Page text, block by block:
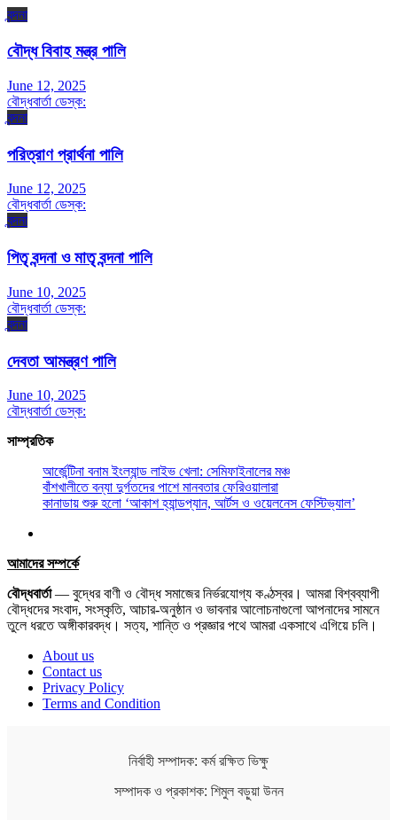
বন্দনা
বৌদ্ধ বিবাহ মন্ত্র পালি
June 12, 2025
বৌদ্ধবার্তা ডেস্ক:
বন্দনা
পরিত্রাণ প্রার্থনা পালি
June 12, 2025
বৌদ্ধবার্তা ডেস্ক:
বন্দনা
পিতৃ বন্দনা ও মাতৃ বন্দনা পালি
June 10, 2025
বৌদ্ধবার্তা ডেস্ক:
বন্দনা
দেবতা আমন্ত্রণ পালি
June 10, 2025
বৌদ্ধবার্তা ডেস্ক:
সাম্প্রতিক
আর্জেন্টিনা বনাম ইংল্যান্ড লাইভ খেলা: সেমিফাইনালের মঞ্চ
বাঁশখালীতে বন্যা দুর্গতদের পাশে মানবতার ফেরিওয়ালারা
কানাডায় শুরু হলো ‘আকাশ হ্যান্ডপ্যান, আর্টস ও ওয়েলনেস ফেস্টিভ্যাল’
আমাদের সম্পর্কে
বৌদ্ধবার্তা— বুদ্ধের বাণী ও বৌদ্ধ সমাজের নির্ভরযোগ্য কণ্ঠস্বর। আমরা বিশ্বব্যাপী
বৌদ্ধদের সংবাদ, সংস্কৃতি, আচার-অনুষ্ঠান ও ভাবনার আলোচনাগুলো আপনাদের সামনে
তুলে ধরতে অঙ্গীকারবদ্ধ। সত্য, শান্তি ও প্রজ্ঞার পথে আমরা একসাথে এগিয়ে চলি।
About us
Contact us
Privacy Policy
Terms and Condition
নির্বাহী সম্পাদক: কর্ম রক্ষিত ভিক্ষু
সম্পাদক ও প্রকাশক: শিমুল বড়ুয়া উনন